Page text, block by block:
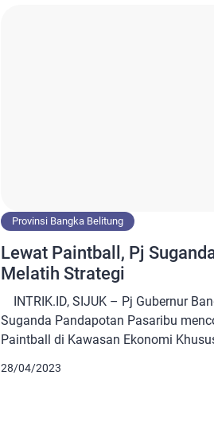
Provinsi Bangka Belitung
Lewat Paintball, Pj
Melatih Strategi
INTRIK.ID, SIJUK – Pj Gubernur
Suganda Pandapotan Pasaribu
Paintball di Kawasan Ekonomi
28/04/2023